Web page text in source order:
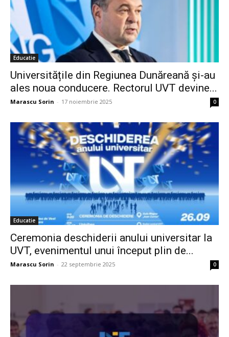
Educatie
Universitățile din Regiunea Dunăreană și-au
ales noua conducere. Rectorul UVT devine...
Marascu Sorin - 17 noiembrie 2025 0
Educatie
Ceremonia deschiderii anului universitar la
UVT, evenimentul unui început plin de...
Marascu Sorin - 22 septembrie 2025 0